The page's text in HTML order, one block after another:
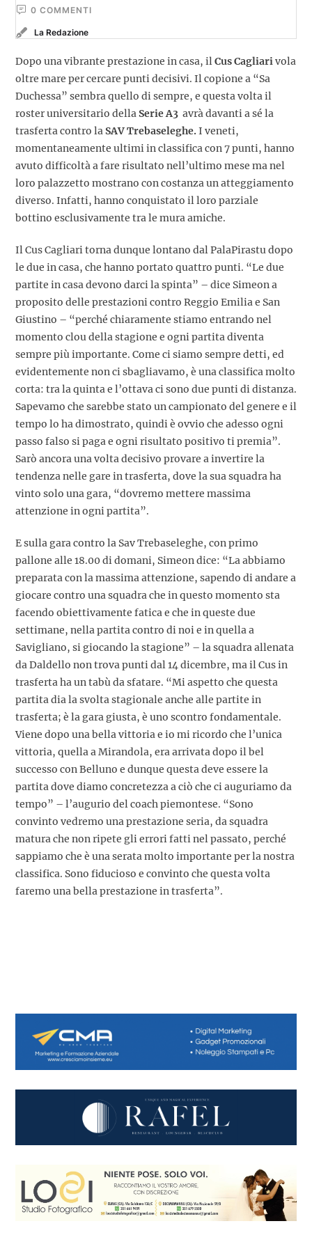
0 COMMENTI
La Redazione
Dopo una vibrante prestazione in casa, ilCus Cagliarivola
oltre mare per cercare punti decisivi. Il copione a “Sa
Duchessa” sembra quello di sempre, e questa volta il
roster universitario dellaSerie A3 avrà davanti a sé la
trasferta contro laSAV Trebaseleghe.I veneti,
momentaneamente ultimi in classifica con 7 punti, hanno
avuto difficoltà a fare risultato nell’ultimo mese ma nel
loro palazzetto mostrano con costanza un atteggiamento
diverso. Infatti, hanno conquistato il loro parziale
bottino esclusivamente tra le mura amiche.
Il Cus Cagliari torna dunque lontano dal PalaPirastu dopo
le due in casa, che hanno portato quattro punti. “Le due
partite in casa devono darci la spinta” – dice Simeon a
proposito delle prestazioni contro Reggio Emilia e San
Giustino – “perché chiaramente stiamo entrando nel
momento clou della stagione e ogni partita diventa
sempre più importante. Come ci siamo sempre detti, ed
evidentemente non ci sbagliavamo, è una classifica molto
corta: tra la quinta e l’ottava ci sono due punti di distanza.
Sapevamo che sarebbe stato un campionato del genere e il
tempo lo ha dimostrato, quindi è ovvio che adesso ogni
passo falso si paga e ogni risultato positivo ti premia”.
Sarò ancora una volta decisivo provare a invertire la
tendenza nelle gare in trasferta, dove la sua squadra ha
vinto solo una gara, “dovremo mettere massima
attenzione in ogni partita”.
E sulla gara contro la Sav Trebaseleghe, con primo
pallone alle 18.00 di domani, Simeon dice: “La abbiamo
preparata con la massima attenzione, sapendo di andare a
giocare contro una squadra che in questo momento sta
facendo obiettivamente fatica e che in queste due
settimane, nella partita contro di noi e in quella a
Savigliano, si giocando la stagione” – la squadra allenata
da Daldello non trova punti dal 14 dicembre, ma il Cus in
trasferta ha un tabù da sfatare. “Mi aspetto che questa
partita dia la svolta stagionale anche alle partite in
trasferta; è la gara giusta, è uno scontro fondamentale.
Viene dopo una bella vittoria e io mi ricordo che l’unica
vittoria, quella a Mirandola, era arrivata dopo il bel
successo con Belluno e dunque questa deve essere la
partita dove diamo concretezza a ciò che ci auguriamo da
tempo” – l’augurio del coach piemontese. “Sono
convinto vedremo una prestazione seria, da squadra
matura che non ripete gli errori fatti nel passato, perché
sappiamo che è una serata molto importante per la nostra
classifica. Sono fiducioso e convinto che questa volta
faremo una bella prestazione in trasferta”.